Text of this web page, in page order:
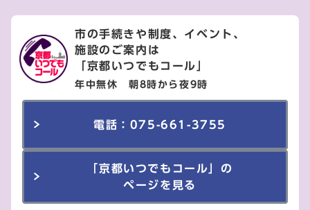
市の手続きや制度、イベント、
施設のご案内は
「京都いつでもコール」
年中無休 朝8時から夜9時
電話：075-661-3755
「京都いつでもコール」の
ページを見る